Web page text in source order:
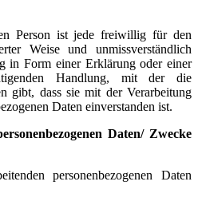
Person ist jede freiwillig für den
Weise und unmissverständlich
in Form einer Erklärung oder einer
Handlung, mit der die
gibt, dass sie mit der Verarbeitung
Daten einverstanden ist.
Daten/ Zwecke
personenbezogenen Daten